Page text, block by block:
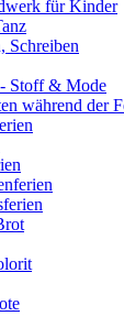
für Kinder
Schreiben
Stoff & Mode
während der